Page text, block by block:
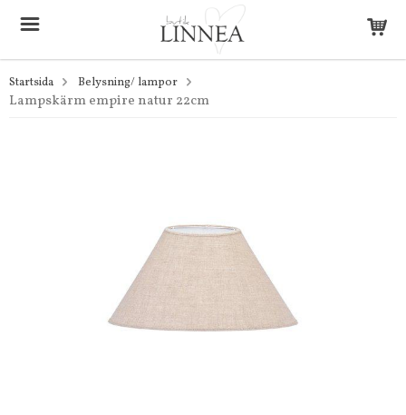
Startsida Belysning/ lampor
Lampskärm empire natur 22cm